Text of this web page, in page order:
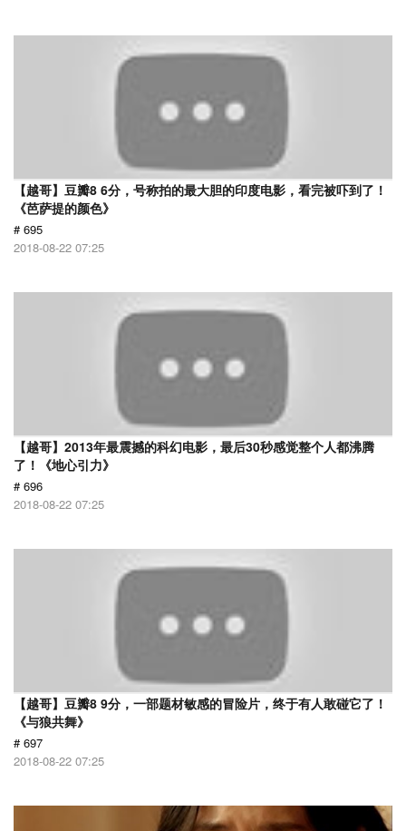
【越哥】豆瓣8 6分，号称拍的最大胆的印度电影，看完被吓到了！
《芭萨提的颜色》
# 695
2018-08-22 07:25
【越哥】2013年最震撼的科幻电影，最后30秒感觉整个人都沸腾
了！《地心引力》
# 696
2018-08-22 07:25
【越哥】豆瓣8 9分，一部题材敏感的冒险片，终于有人敢碰它了！
《与狼共舞》
# 697
2018-08-22 07:25